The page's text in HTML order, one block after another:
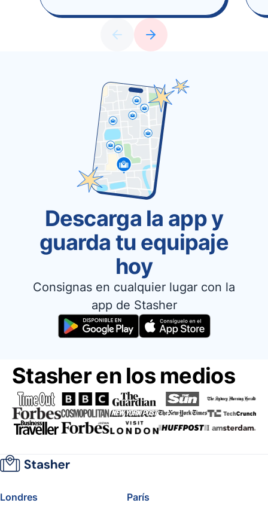
Descarga la app y
guarda tu equipaje
hoy
Consignas en cualquier lugar con la
app de Stasher
Stasher en los medios
Londres
París